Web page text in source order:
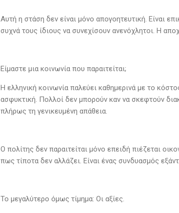
Αυτή η στάση δεν είναι μόνο απογοητευτική. Είναι
συχνά τους ίδιους να συνεχίσουν ανενόχλητοι. Η
Είμαστε μια κοινωνία που παραιτείται;
Η ελληνική κοινωνία παλεύει καθημερινά με το
ασφυκτική. Πολλοί δεν μπορούν καν να σκεφτούν
πλήρως τη γενικευμένη απάθεια.
Ο πολίτης δεν παραιτείται μόνο επειδή πιέζεται
πως τίποτα δεν αλλάζει. Είναι ένας συνδυασμός
Το μεγαλύτερο όμως τίμημα: Οι αξίες.